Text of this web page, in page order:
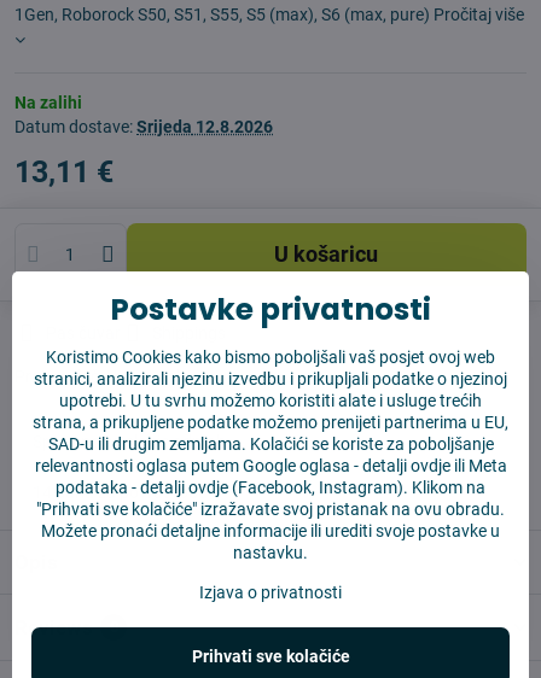
1Gen, Roborock S50, S51, S55, S5 (max), S6 (max, pure) Pročitaj više
Na zalihi
Datum dostave:Srijeda 12.8.2026
13,11 €
U košaricu
Proizvođač:Vysajto.sk
✅ Spremno za slanje odmah
✅ BESPLATNA dostava iznad 55 EUR
✅ 14 dana za povrat robe
Reviews 0
Postavke privatnosti
Koristimo Cookies kako bismo poboljšali vaš posjet ovoj web
stranici, analizirali njezinu izvedbu i prikupljali podatke o njezinoj
upotrebi. U tu svrhu možemo koristiti alate i usluge trećih
strana, a prikupljene podatke možemo prenijeti partnerima u EU,
SAD-u ili drugim zemljama. Kolačići se koriste za poboljšanje
relevantnosti oglasa putem Google oglasa -detalji ovdjeili Meta
podataka -detalji ovdje (Facebook, Instagram). Klikom na
"Prihvati sve kolačiće" izražavate svoj pristanak na ovu obradu.
Možete pronaći detaljne informacije ili urediti svoje postavke u
nastavku.
Izjava o privatnosti
Prihvati sve kolačiće